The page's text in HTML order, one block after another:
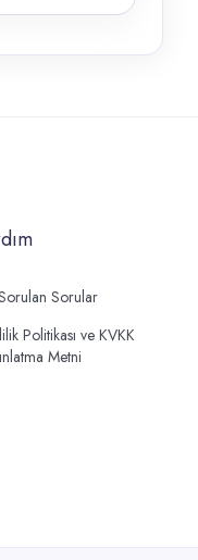
Sorular
Politikası ve KVKK
Metni